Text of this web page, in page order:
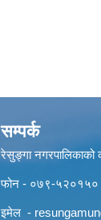
सम्पर्क
रेसुङ्गा नगरपालिकाको
फोन - ०७९-५२०१५०
इमेल -